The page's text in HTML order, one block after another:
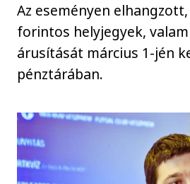
Az eseményen
forintos helyjegyek,
árusítását március 1-jén
pénztárában.